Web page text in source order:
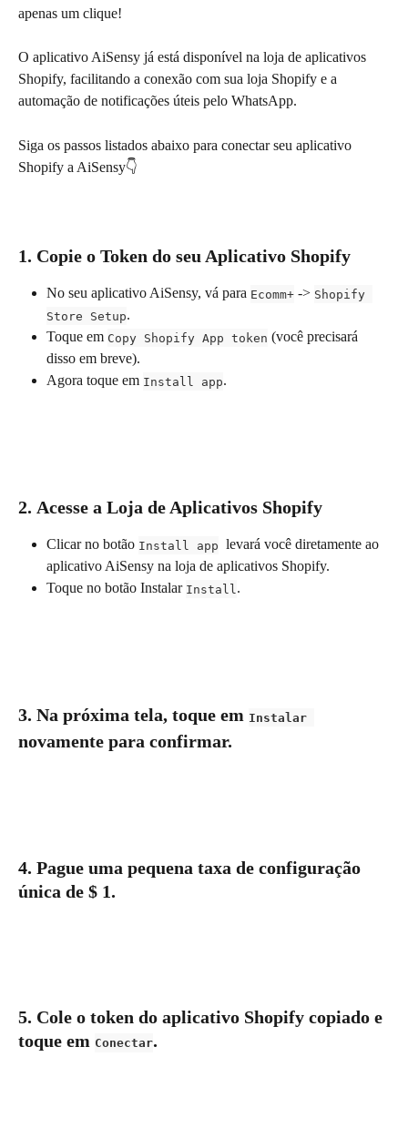
apenas um clique!
O aplicativo AiSensy já está disponível na loja de aplicativos
Shopify, facilitando a conexão com sua loja Shopify e a
automação de notificações úteis pelo WhatsApp.
Siga os passos listados abaixo para conectar seu aplicativo
Shopify a AiSensy👇
1. Copie o Token do seu Aplicativo Shopify
No seu aplicativo AiSensy, vá para Ecomm+ -> Shopify
Store Setup.
Toque em Copy Shopify App token (você precisará
disso em breve).
Agora toque em Install app.
2. Acesse a Loja de Aplicativos Shopify
Clicar no botão Install app
  levará você diretamente ao
aplicativo AiSensy na loja de aplicativos Shopify.
Toque no botão Instalar Install .
3. Na próxima tela, toque em Instalar
novamente para confirmar.
4. Pague uma pequena taxa de configuração
única de $ 1.
5. Cole o token do aplicativo Shopify copiado e
toque em Conectar.